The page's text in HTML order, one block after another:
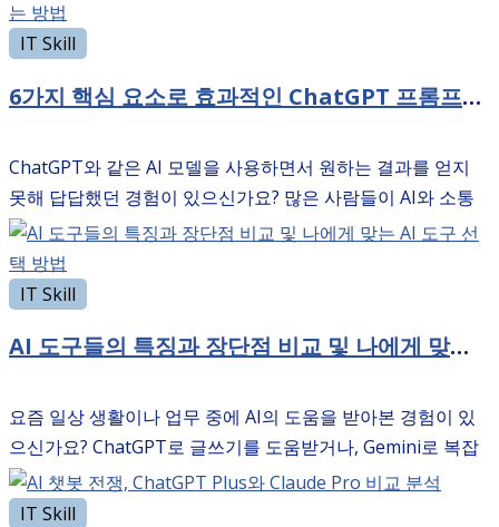
그래서 오늘은 ChatGPT와 Claude 같은 AI를 …
IT Skill
6가지 핵심 요소로 효과적인 ChatGPT 프롬프트를 작성하는 방법
ChatGPT와 같은 AI 모델을 사용하면서 원하는 결과를 얻지
못해 답답했던 경험이 있으신가요? 많은 사람들이 AI와 소통
하는 방법을 잘 모르고 있습니다. 그래서 오늘은 6가지 핵심 요
소로 효과적인 ChatGPT 프롬프트를 작성하는 방법에 …
IT Skill
AI 도구들의 특징과 장단점 비교 및 나에게 맞는 AI 도구 선택 방법
요즘 일상 생활이나 업무 중에 AI의 도움을 받아본 경험이 있
으신가요? ChatGPT로 글쓰기를 도움받거나, Gemini로 복잡
한 정보를 분석해본 적이 있을 것입니다. 하지만 어떤 AI 도구
가 나에게 가장 적합한지 고민되는 경우가 많죠. …
IT Skill